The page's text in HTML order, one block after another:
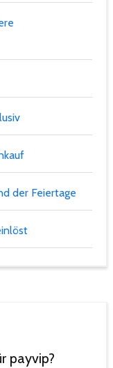
der Feiertage
payvip?